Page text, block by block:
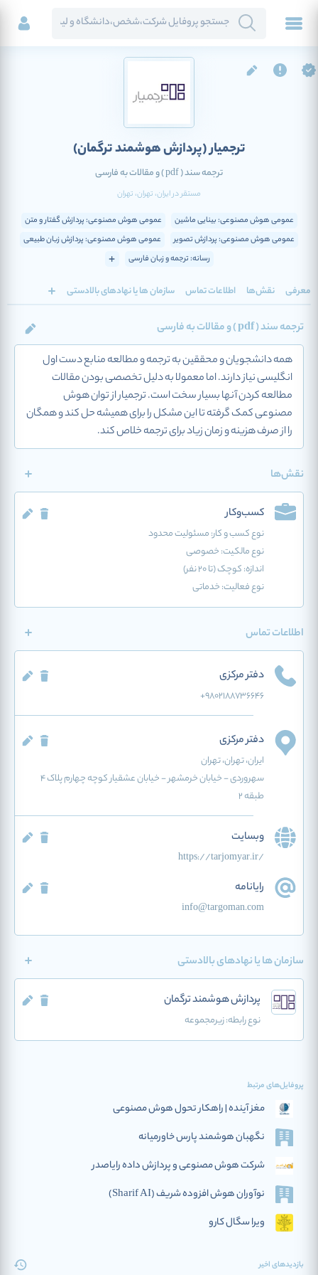
ترجمیار(پردازش هوشمند ترگمان)
ترجمه سند ( pdf ) و مقالات به فارسی
مستقر درایران، تهران، تهران
عمومی هوش مصنوعی: بینایی ماشین
عمومی هوش مصنوعی: پردازش گفتار و متن
عمومی هوش مصنوعی: پردازش تصویر
عمومی هوش مصنوعی: پردازش زبان طبیعی
رسانه: ترجمه و زبان فارسی
معرفی نقش‌ها اطلاعات تماس سازمان ها یا نهادهای بالادستی
ترجمه سند ( pdf ) و مقالات به فارسی
همه دانشجو‌یان و محققین به ترجمه و مطالعه منابع دست اول
انگلیسی نیاز دارند. اما معمولا به دلیل تخصصی بودن مقالات
مطالعه کردن آنها بسیار سخت است. ترجمیار از توان هوش
مصنوعی کمک گرفته تا این مشکل را برای همیشه حل کند و همگان
را از صرف هزینه و زمان زیاد برای ترجمه خلاص کند.
نقش‌ها
کسب‌وکار
نوع کسب و کار:مسئولیت محدود
نوع مالکیت: خصوصی
اندازه: کوچک (تا 20 نفر)
نوع فعالیت:خدماتی
اطلاعات تماس
دفتر مرکزی
+98۰۲۱۸۸۷۳۶۶۴۶
دفتر مرکزی
ایران، تهران، تهران
سهروردی - خیابان خرمشهر - خیابان عشقیار کوچه چهارم پلاک ۴
طبقه ۲
وبسایت
https://tarjomyar.ir/
رایانامه
info@targoman.com
سازمان ها یا نهادهای بالادستی
پردازش هوشمند ترگمان
نوع رابطه:زیرمجموعه
پروفایل‌های مرتبط
مغز آینده | راهکار تحول هوش مصنوعی
نگهبان هوشمند پارس خاورمیانه
شرکت هوش مصنوعی و پردازش داده رایاصدر
نوآوران هوش افزوده‌ شریف (Sharif AI)
ویرا سگال کارو
بازدیدهای اخیر